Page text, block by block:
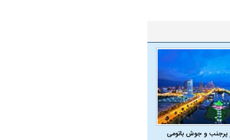
و جوش باتومی
جنگنده شکاری رهگیر آمریکا | F-14
مرگبارتر پهپادهای ایرانی | پهپاد انتحاری